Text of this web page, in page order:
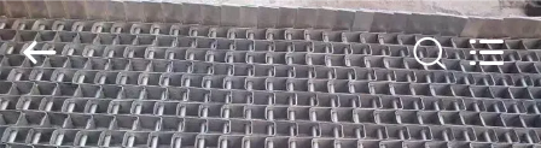
MAISON
Hebei
Reking
Wire
Mesh
Co.,Ltd.
All
Rights
Reserved.